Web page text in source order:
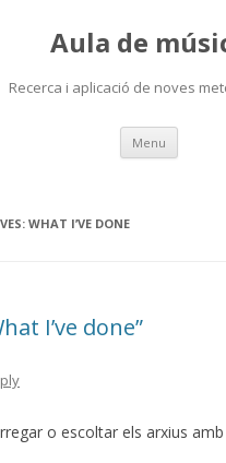
Aula de
Recerca i aplicació de noves
Menu Skip
content
WHAT I’VE DONE
I’ve done”
o escoltar els arxius